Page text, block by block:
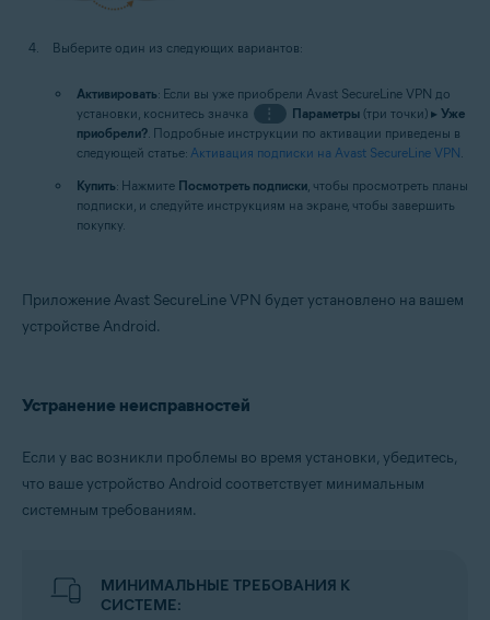
Выберите один из следующих вариантов:
Активировать: Если вы уже приобрели Avast SecureLine VPN до
установки, коснитесь значка
⋮ Параметры(три точки) ▸ Уже
приобрели? . Подробные инструкции по активации приведены в
следующей статье: Активация подписки на Avast SecureLine VPN
Купить: Нажмите Посмотреть подписки , чтобы просмотреть планы
подписки, и следуйте инструкциям на экране, чтобы завершить
покупку.
Приложение Avast SecureLine VPN будет установлено на вашем
устройстве Android.
Устранение неисправностей
Если у вас возникли проблемы во время установки, убедитесь,
что ваше устройство Android соответствует минимальным
системным требованиям.
МИНИМАЛЬНЫЕ ТРЕБОВАНИЯ К
СИСТЕМЕ: